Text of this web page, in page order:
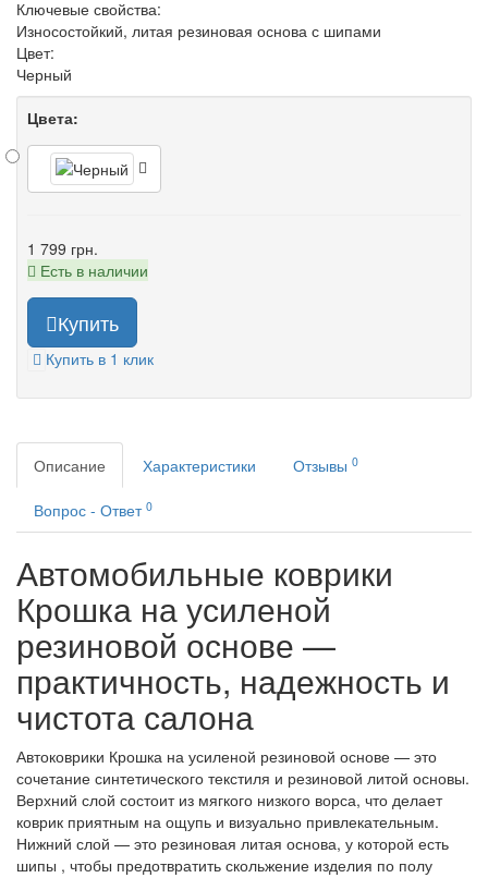
Ключевые свойства:
Износостойкий, литая резиновая основа с шипами
Цвет:
Черный
Цвета:
1 799 грн.
Есть в наличии
Купить
Купить в 1 клик
Описание Характеристики Отзывы 0
Вопрос - Ответ 0
Автомобильные коврики
Крошка на усиленой
резиновой основе —
практичность, надежность и
чистота салона
Автоковрики Крошка на усиленой резиновой основе — это
сочетание синтетического текстиля и резиновой литой основы.
Верхний слой состоит из мягкого низкого ворса, что делает
коврик приятным на ощупь и визуально привлекательным.
Нижний слой — это резиновая литая основа, у которой есть
шипы , чтобы предотвратить скольжение изделия по полу